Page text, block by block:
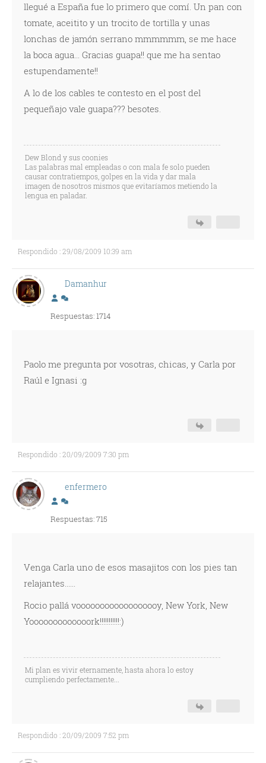
llegué a España fue lo primero que comí. Un pan con
tomate, aceitito y un trocito de tortilla y unas
lonchas de jamón serrano mmmmmm, se me hace
la boca agua... Gracias guapa!! que me ha sentao
estupendamente!!
A lo de los cables te contesto en el post del
pequeñajo vale guapa??? besotes.
Dew Blond y sus coonies
Las palabras mal empleadas o con mala fe solo pueden
causar contratiempos, golpes en la vida y dar mala
imagen de nosotros mismos que evitaríamos metiendo la
lengua en paladar.
Respondido : 29/08/2009 10:39 am
Damanhur
Respuestas: 1714
Paolo me pregunta por vosotras, chicas, y Carla por
Raúl e Ignasi :g
Respondido : 20/09/2009 7:30 pm
enfermero
Respuestas: 715
Venga Carla uno de esos masajitos con los pies tan
relajantes......
Rocio pallá voooooooooooooooooy, New York, New
Yooooooooooooork!!!!!!!!!!!:)
Mi plan es vivir eternamente, hasta ahora lo estoy
cumpliendo perfectamente...
Respondido : 20/09/2009 7:52 pm